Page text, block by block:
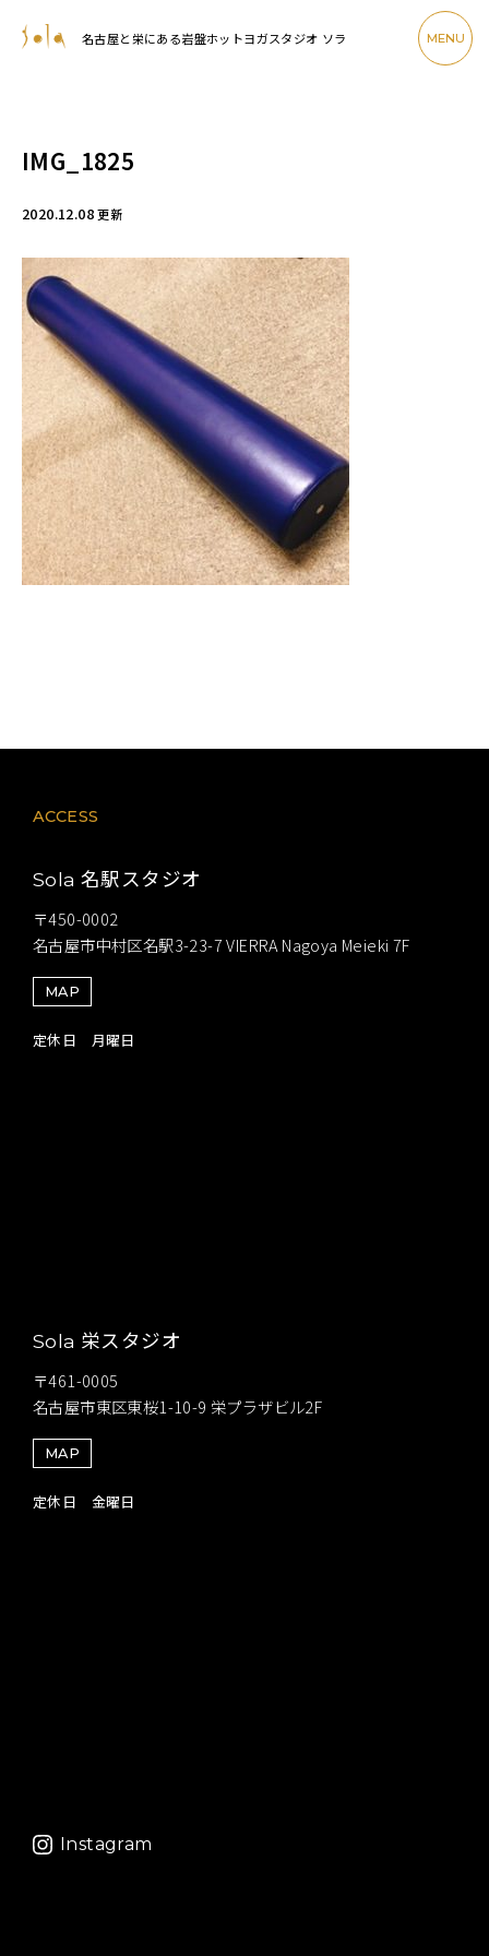
名古屋と栄にある岩盤ホットヨガスタジオ ソラ MENU
IMG_1825
2020.12.08更新
ACCESS
Sola 名駅スタジオ
〒450-0002
名古屋市中村区名駅3-23-7 VIERRA Nagoya Meieki 7F
MAP
定休日 月曜日
Sola 栄スタジオ
〒461-0005
名古屋市東区東桜1-10-9 栄プラザビル2F
MAP
定休日 金曜日
Instagram